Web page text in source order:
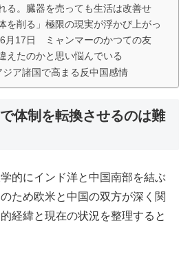
る。臓器を売っても生活は改善せ
を削る」極限の現実が浮かび上がっ
17日 ミャンマーのかつての友
えたのかと思い悩んでいる
ア諸国で高まる反中国感情
体制を転換させるのは難
的にインド洋と中国南部を結ぶ
ため欧米と中国の双方が深く関
経緯と現在の状況を整理すると